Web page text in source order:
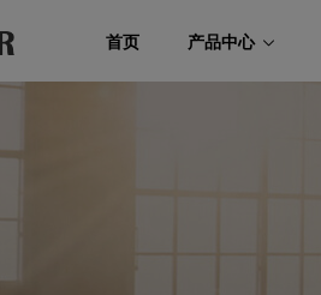
首页 产品中心